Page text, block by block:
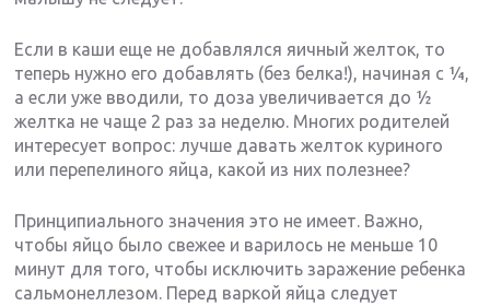
Если в каши еще не добавлялся яичный желток, то
теперь нужно его добавлять (без белка!), начиная с ¼,
а если уже вводили, то доза увеличивается до ½
желтка не чаще 2 раз за неделю. Многих родителей
интересует вопрос: лучше давать желток куриного
или перепелиного яйца, какой из них полезнее?
Принципиального значения это не имеет. Важно,
чтобы яйцо было свежее и варилось не меньше 10
минут для того, чтобы исключить заражение ребенка
сальмонеллезом. Перед варкой яйца следует